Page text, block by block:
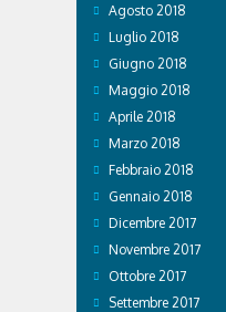
Agosto 2018
Luglio 2018
Giugno 2018
Maggio 2018
Aprile 2018
Marzo 2018
Febbraio 2018
Gennaio 2018
Dicembre 2017
Novembre 2017
Ottobre 2017
Settembre 2017